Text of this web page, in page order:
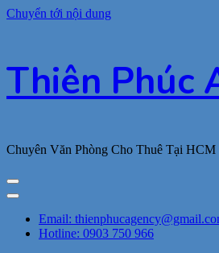
Chuyển tới nội dung
Thiên Phúc
Chuyên Văn Phòng Cho Thuê Tại HCM
Email:
Hotline: 0903 750 966